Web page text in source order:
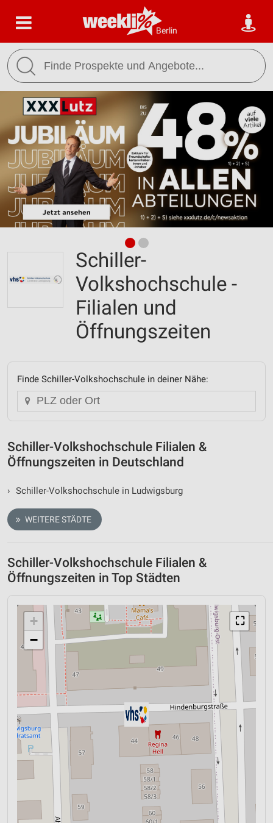
Berlin
Schiller-
Volkshochschule -
Filialen und
Öffnungszeiten
Finde Schiller-Volkshochschule in deiner Nähe:
Schiller-Volkshochschule Filialen &
Öffnungszeiten in Deutschland
› Schiller-Volkshochschule in Ludwigsburg
WEITERE STÄDTE
Schiller-Volkshochschule Filialen &
Öffnungszeiten in Top Städten
⛶
+
−